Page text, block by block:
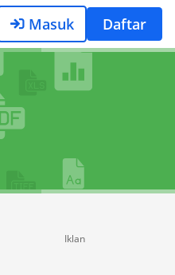
Masuk Daftar
Iklan